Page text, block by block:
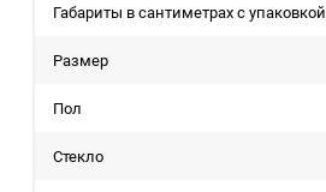
Габариты в сантиметрах с упаковкой
Размер
Пол
Стекло